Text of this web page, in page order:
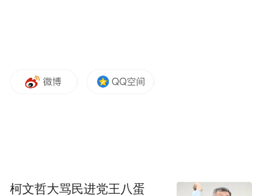
就是金山银山”，再到走出国门、记录“一带
困山区；也曾因拍摄可可西里生态而患上急
柯文哲大骂民进党王八蛋